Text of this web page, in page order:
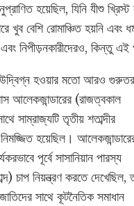
হয়েছিল, যিনি যীশু
খুব বেশি রোমাঞ্চিত হয়নি
নিপীড়নকারীদেরও, কিন্তু এই
উদ্বিগ্ন হওয়ার মতো আরও গুরুতর
আলেকজান্ডারের (রাজত্বকাল
সাম্রাজ্যটি তৃতীয় শতাব্দীর
হয়েছিল।
পূর্বে সাসানিয়ান পারস্য
চাপ নিয়ন্ত্রণ করতে দেখেছিল,
সাথে কূটনৈতিক সমাধান